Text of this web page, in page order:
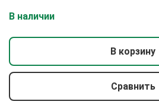
В наличии
В корзину
Сравнить